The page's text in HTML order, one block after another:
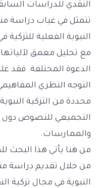
النقدي للدراسات
تتمثل في غياب دراسة
النبوية الفعلية للتزكية
مع تحليل معمق
الدعوة المختلفة. فقد
التوجه النظري
محددة من التزكية
التجميعي للنصوص دون
والممارسات.
من هنا يأتي هذا
من خلال تقديم دراسة
النبوية في مجال تزكية